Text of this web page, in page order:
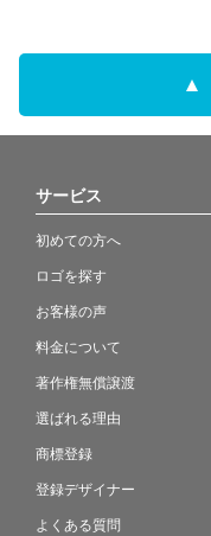
サービス
初めての方へ
ロゴを探す
お客様の声
料金について
著作権無償譲渡
選ばれる理由
商標登録
登録デザイナー
よくある質問